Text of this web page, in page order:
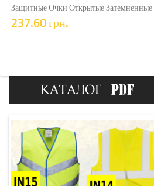
Защитные Очки Открытые
237.60 грн.